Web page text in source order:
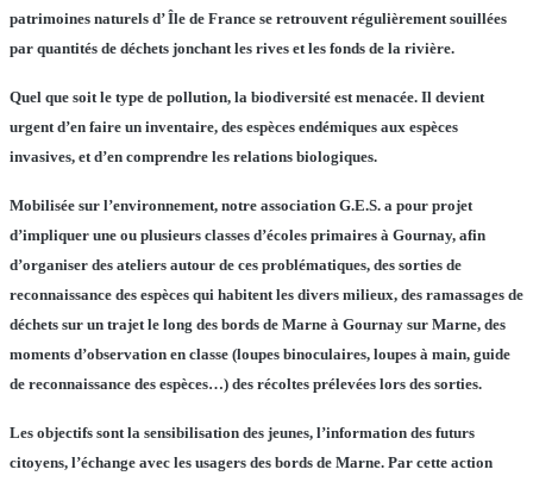
patrimoines naturels d’ Île de France se retrouvent régulièrement souillées
par quantités de déchets jonchant les rives et les fonds de la rivière.
Quel que soit le type de pollution, la biodiversité est menacée. Il devient
urgent d’en faire un inventaire, des espèces endémiques aux espèces
invasives, et d’en comprendre les relations biologiques.
Mobilisée sur l’environnement, notre association G.E.S. a pour projet
d’impliquer une ou plusieurs classes d’écoles primaires à Gournay, afin
d’organiser des ateliers autour de ces problématiques, des sorties de
reconnaissance des espèces qui habitent les divers milieux, des ramassages de
déchets sur un trajet le long des bords de Marne à Gournay sur Marne, des
moments d’observation en classe (loupes binoculaires, loupes à main, guide
de reconnaissance des espèces…) des récoltes prélevées lors des sorties.
Les objectifs sont la sensibilisation des jeunes, l’information des futurs
citoyens, l’échange avec les usagers des bords de Marne. Par cette action